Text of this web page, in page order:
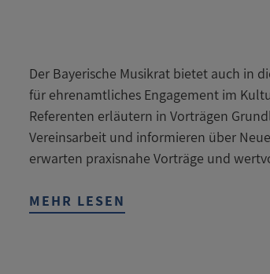
Der Bayerische Musikrat bietet auch in
für ehrenamtliches Engagement im
Referenten erläutern in Vorträgen
Vereinsarbeit und informieren über
erwarten praxisnahe Vorträge und
MEHR LESEN